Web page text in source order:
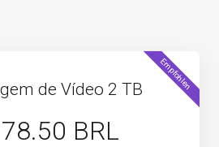
Empfohlen
de Vídeo 2 TB
BRL